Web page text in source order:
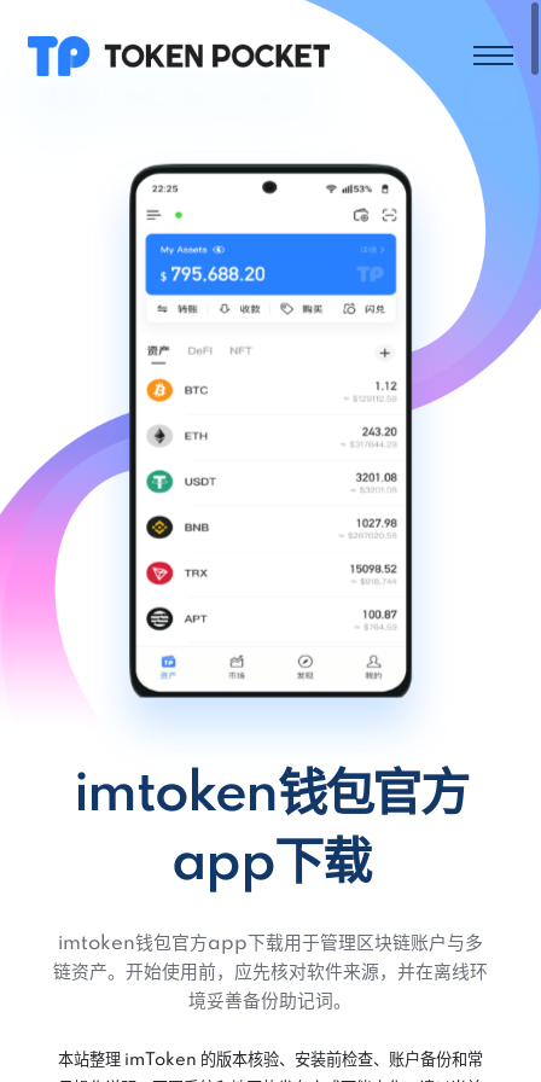
imtoken钱包官方
app下载
imtoken钱包官方app下载用于管理区块链账户与多
链资产。开始使用前，应先核对软件来源，并在离线环
境妥善备份助记词。
本站整理 imToken 的版本核验、安装前检查、账户备份和常